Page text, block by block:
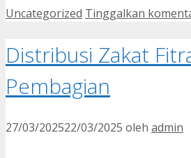
Kategori
Uncategorized Tinggalkan
Distribusi Zakat
Pembagian
27/03/202522/03/2025 oleh admin